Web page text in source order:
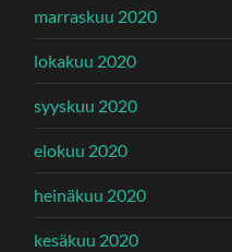
marraskuu 2020
lokakuu 2020
syyskuu 2020
elokuu 2020
heinäkuu 2020
kesäkuu 2020